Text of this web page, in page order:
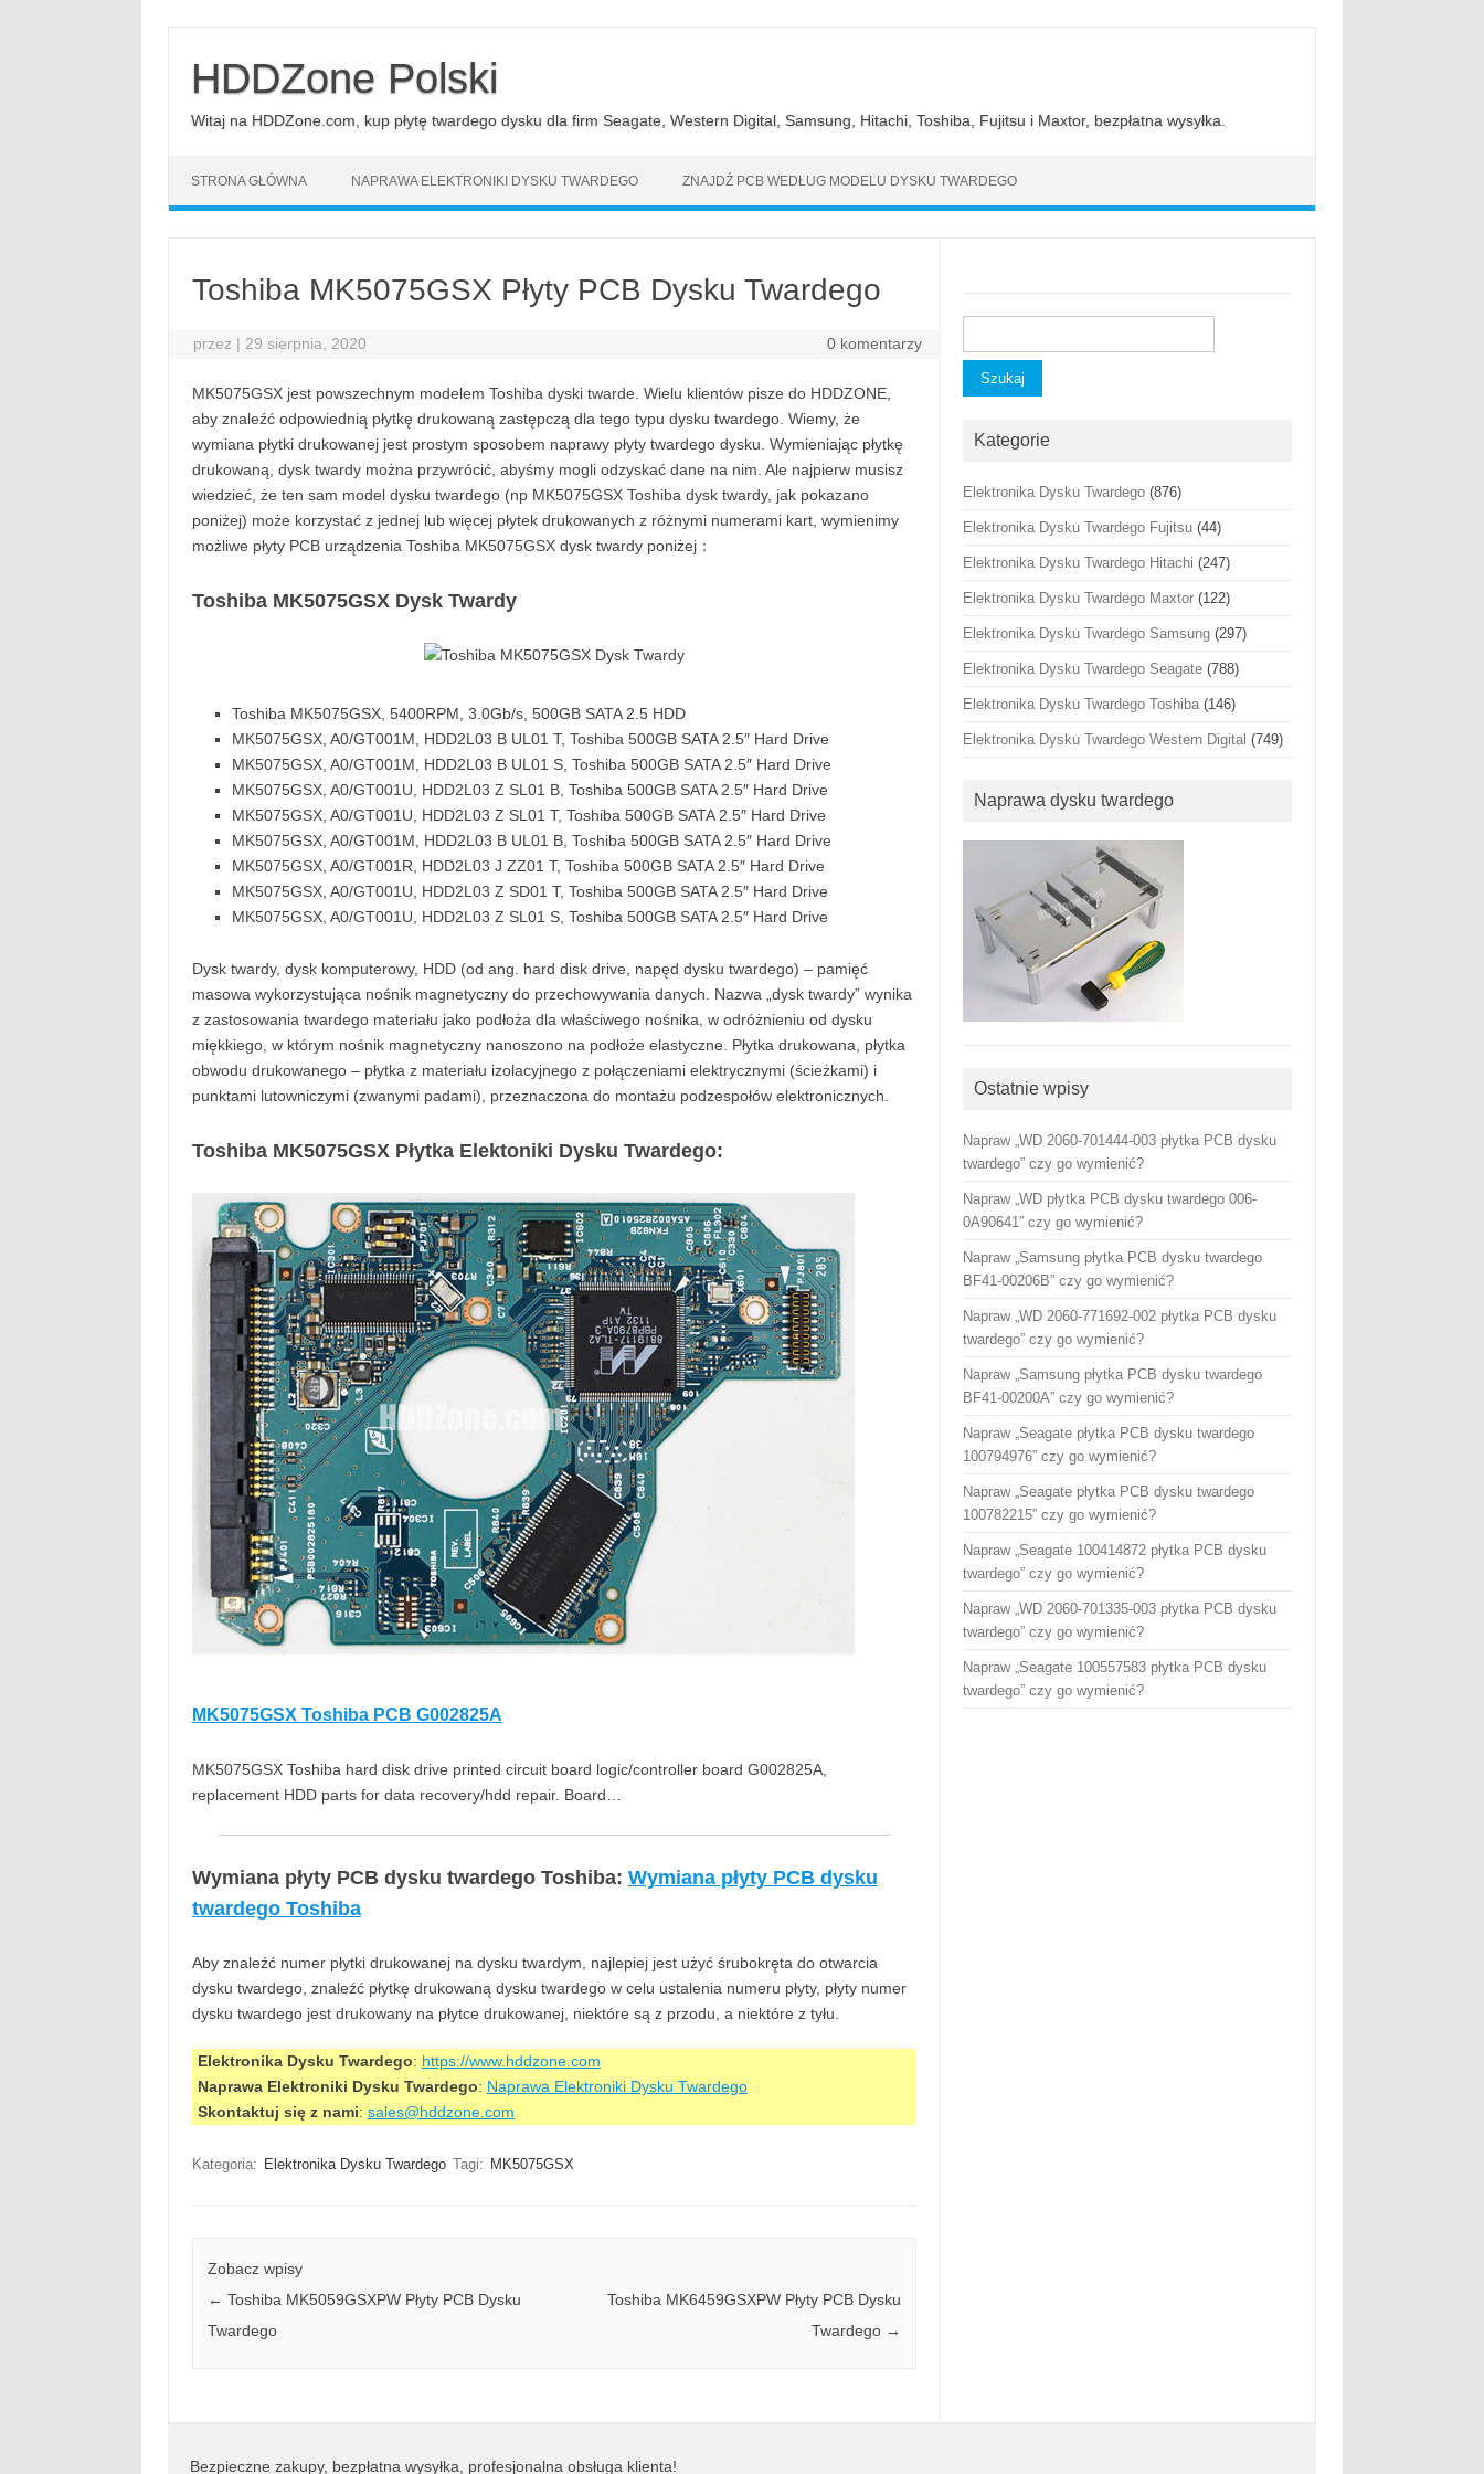
treściHDDZone Polski
Witaj na HDDZone.com, kup płytę twardego dysku dla firm Seagate, Western Digital, Samsung, Hitachi, Toshiba, Fujitsu i Maxtor, bezpłatna wysyłka.
STRONA GŁÓWNA NAPRAWA ELEKTRONIKI DYSKU TWARDEGO ZNAJDŹ PCB WEDŁUG MODELU DYSKU TWARDEGO
Toshiba MK5075GSX Płyty PCB Dysku Twardego
przez | 29 sierpnia, 2020 0 komentarzy
MK5075GSX jest powszechnym modelem Toshiba dyski twarde. Wielu klientów pisze do HDDZONE,
aby znaleźć odpowiednią płytkę drukowaną zastępczą dla tego typu dysku twardego. Wiemy, że
wymiana płytki drukowanej jest prostym sposobem naprawy płyty twardego dysku. Wymieniając płytkę
drukowaną, dysk twardy można przywrócić, abyśmy mogli odzyskać dane na nim. Ale najpierw musisz
wiedzieć, że ten sam model dysku twardego (np MK5075GSX Toshiba dysk twardy, jak pokazano
poniżej) może korzystać z jednej lub więcej płytek drukowanych z różnymi numerami kart, wymienimy
możliwe płyty PCB urządzenia Toshiba MK5075GSX dysk twardy poniżej：
Toshiba MK5075GSX Dysk Twardy
Toshiba MK5075GSX, 5400RPM, 3.0Gb/s, 500GB SATA 2.5 HDD
MK5075GSX, A0/GT001M, HDD2L03 B UL01 T, Toshiba 500GB SATA 2.5″ Hard Drive
MK5075GSX, A0/GT001M, HDD2L03 B UL01 S, Toshiba 500GB SATA 2.5″ Hard Drive
MK5075GSX, A0/GT001U, HDD2L03 Z SL01 B, Toshiba 500GB SATA 2.5″ Hard Drive
MK5075GSX, A0/GT001U, HDD2L03 Z SL01 T, Toshiba 500GB SATA 2.5″ Hard Drive
MK5075GSX, A0/GT001M, HDD2L03 B UL01 B, Toshiba 500GB SATA 2.5″ Hard Drive
MK5075GSX, A0/GT001R, HDD2L03 J ZZ01 T, Toshiba 500GB SATA 2.5″ Hard Drive
MK5075GSX, A0/GT001U, HDD2L03 Z SD01 T, Toshiba 500GB SATA 2.5″ Hard Drive
MK5075GSX, A0/GT001U, HDD2L03 Z SL01 S, Toshiba 500GB SATA 2.5″ Hard Drive
Dysk twardy, dysk komputerowy, HDD (od ang. hard disk drive, napęd dysku twardego) – pamięć
masowa wykorzystująca nośnik magnetyczny do przechowywania danych. Nazwa „dysk twardy” wynika
z zastosowania twardego materiału jako podłoża dla właściwego nośnika, w odróżnieniu od dysku
miękkiego, w którym nośnik magnetyczny nanoszono na podłoże elastyczne. Płytka drukowana, płytka
obwodu drukowanego – płytka z materiału izolacyjnego z połączeniami elektrycznymi (ścieżkami) i
punktami lutowniczymi (zwanymi padami), przeznaczona do montażu podzespołów elektronicznych.
Toshiba MK5075GSX Płytka Elektoniki Dysku Twardego:
MK5075GSX Toshiba PCB G002825A
MK5075GSX Toshiba hard disk drive printed circuit board logic/controller board G002825A,
replacement HDD parts for data recovery/hdd repair. Board…
Wymiana płyty PCB dysku twardego Toshiba: Wymiana płyty PCB dysku
twardego Toshiba
Aby znaleźć numer płytki drukowanej na dysku twardym, najlepiej jest użyć śrubokręta do otwarcia
dysku twardego, znaleźć płytkę drukowaną dysku twardego w celu ustalenia numeru płyty, płyty numer
dysku twardego jest drukowany na płytce drukowanej, niektóre są z przodu, a niektóre z tyłu.
Elektronika Dysku Twardego: https://www.hddzone.com
Naprawa Elektroniki Dysku Twardego: Naprawa Elektroniki Dysku Twardego
Skontaktuj się z nami: sales@hddzone.com
Kategoria: Elektronika Dysku Twardego Tagi: MK5075GSX
Zobacz wpisy
← Toshiba MK5059GSXPW Płyty PCB Dysku
Twardego
Toshiba MK6459GSXPW Płyty PCB Dysku
Twardego →
Kategorie
Elektronika Dysku Twardego (876)
Elektronika Dysku Twardego Fujitsu (44)
Elektronika Dysku Twardego Hitachi (247)
Elektronika Dysku Twardego Maxtor (122)
Elektronika Dysku Twardego Samsung (297)
Elektronika Dysku Twardego Seagate (788)
Elektronika Dysku Twardego Toshiba (146)
Elektronika Dysku Twardego Western Digital (749)
Naprawa dysku twardego
Ostatnie wpisy
Napraw „WD 2060-701444-003 płytka PCB dysku
twardego” czy go wymienić?
Napraw „WD płytka PCB dysku twardego 006-
0A90641” czy go wymienić?
Napraw „Samsung płytka PCB dysku twardego
BF41-00206B” czy go wymienić?
Napraw „WD 2060-771692-002 płytka PCB dysku
twardego” czy go wymienić?
Napraw „Samsung płytka PCB dysku twardego
BF41-00200A” czy go wymienić?
Napraw „Seagate płytka PCB dysku twardego
100794976” czy go wymienić?
Napraw „Seagate płytka PCB dysku twardego
100782215” czy go wymienić?
Napraw „Seagate 100414872 płytka PCB dysku
twardego” czy go wymienić?
Napraw „WD 2060-701335-003 płytka PCB dysku
twardego” czy go wymienić?
Napraw „Seagate 100557583 płytka PCB dysku
twardego” czy go wymienić?
Bezpieczne zakupy, bezpłatna wysyłka, profesjonalna obsługa klienta!